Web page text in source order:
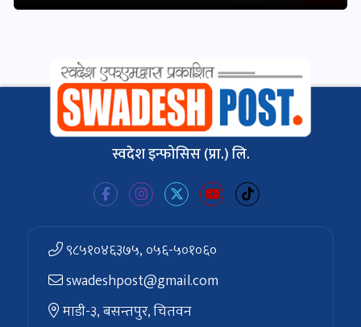
स्वदेश इन्फोसिस (प्रा.) लि.
९८५१०४६३७५, ०५६-५०१०६०
swadeshpost@gmail.com
माडी-३, बसन्तपुर, चितवन